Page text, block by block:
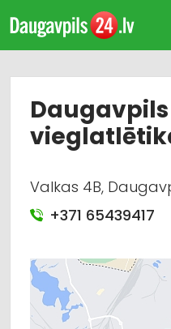
Valkas 4B,
+371 65439417